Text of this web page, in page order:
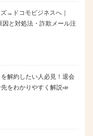
→ドコモビジネスへ｜
と対処法・詐欺メール注
を解約したい人必見！退会
をわかりやすく解説📣